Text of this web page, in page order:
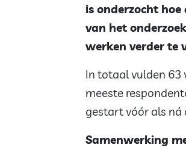
is onderzocht
van het
werken verder te
In totaal vulden 63
meeste
gestart vóór als ná
Samenwerking